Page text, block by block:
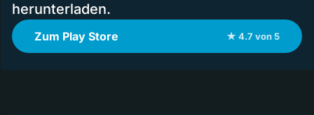
herunterladen.
Zum Play Store ★ 4.7 von 5